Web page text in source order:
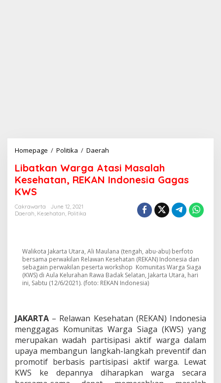
Homepage / Politika / Daerah
b
a
t
g
a
A
t
a
a
s
a
l
a
h
K
Libatkan Warga Atasi Masalah
Kesehatan, REKAN Indonesia Gagas
KWS
Cakrawarta
June 12, 2021
Daerah, Kesehatan, Politika
Walikota Jakarta Utara, Ali Maulana (tengah, abu-abu) berfoto
bersama perwakilan Relawan Kesehatan (REKAN) Indonesia dan
sebagain perwakilan peserta workshop Komunitas Warga Siaga
(KWS) di Aula Kelurahan Rawa Badak Selatan, Jakarta Utara, hari
ini, Sabtu (12/6/2021). (foto: REKAN Indonesia)
JAKARTA – Relawan Kesehatan (REKAN) Indonesia
menggagas Komunitas Warga Siaga (KWS) yang
merupakan wadah partisipasi aktif warga dalam
upaya membangun langkah-langkah preventif dan
promotif berbasis partisipasi aktif warga. Lewat
KWS ke depannya diharapkan warga secara